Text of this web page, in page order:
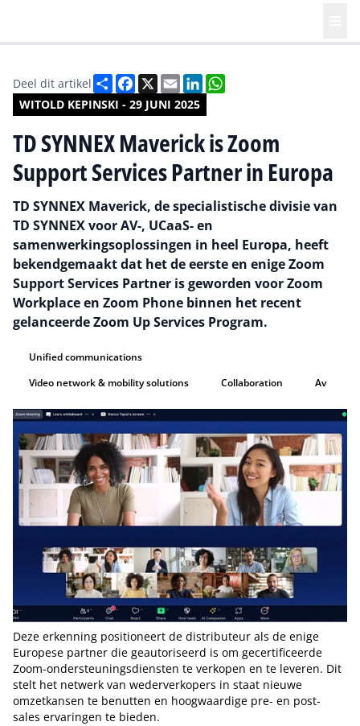
WITOLD KEPINSKI - 29 JUNI 2025
Deel dit artikel DeelFacebook
X EmailLinkedIn
TD SYNNEX Maverick is Zoom
Support Services Partner in Europa
TD SYNNEX Maverick, de specialistische divisie van
TD SYNNEX voor AV-, UCaaS- en
samenwerkingsoplossingen in heel Europa, heeft
bekendgemaakt dat het de eerste en enige Zoom
Support Services Partner is geworden voor Zoom
Workplace en Zoom Phone binnen het recent
gelanceerde Zoom Up Services Program.
Unified communications
Video network & mobility solutions
Collaboration Av
Deze erkenning positioneert de distributeur als de enige
Europese partner die geautoriseerd is om gecertificeerde
Zoom-ondersteuningsdiensten te verkopen en te leveren. Dit
stelt het netwerk van wederverkopers in staat nieuwe
omzetkansen te benutten en hoogwaardige pre- en post-
sales ervaringen te bieden.